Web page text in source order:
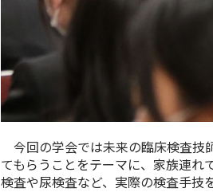
今回の学会では未来の臨床検査技
てもらうことをテーマに、家族連
検査や尿検査など、実際の検査手技